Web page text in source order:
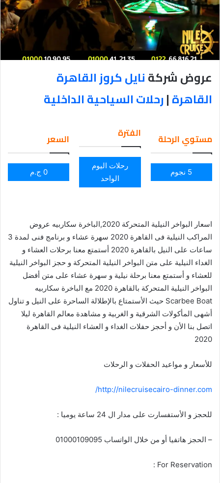
عروض شركةنايل كروز القاهرة
القاهرة|رحلات السياحية الداخلية
مستوي الرحلة
5 نجوم
الفترة
رحلات اليوم
الواحد
السعر
0 ج.م
اسعار البواخر النيلية المتحركة 2020,الباخرة سكاربيه عروض
المراكب النيلية فى القاهرة 2020 سهرة عشاء و برنامج فنى لمدة 3
ساعات على النيل بالقاهرة 2020 أستمتع معنا برحلات العشاء و
الغداء النيلية على متن البواخر النيلية المتحركة و حجز البواخر النيلية
للعشاء و أستمتع معنا برحلة نيلية و سهرة عشاء على متن أفضل
البواخر النيلية المتحركة بالقاهرة 2020 مع الباخرة سكاربيه
Scarbee Boat حيث الأستمتاع بالإطلالة الساحرة على النيل و تناول
أشهى المأكولات الشرقية و الغربية و مشاهدة معالم القاهرة ليلا
اتصل بنا الأن و أحجز حفلات الغداء و العشاء النيلية فى القاهرة
2020
للأسعار و مواعيد الحفلات و الرحلات
http://nilecruisecairo-dinner.com/
للحجز و الأستفسارت على مدار ال 24 ساعة يوميا :
– الحجز هاتفيا أو من خلال الواتساب 01000109095
For Reservation :